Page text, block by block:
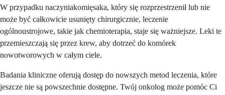
W przypadku naczyniakomięsaka, który się rozprzestrzenił lub nie
może być całkowicie usunięty chirurgicznie, leczenie
ogólnoustrojowe, takie jak chemioterapia, staje się ważniejsze. Leki te
przemieszczają się przez krew, aby dotrzeć do komórek
nowotworowych w całym ciele.
Badania kliniczne oferują dostęp do nowszych metod leczenia, które
jeszcze nie są powszechnie dostępne. Twój onkolog może pomóc Ci